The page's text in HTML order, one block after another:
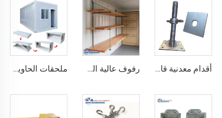
أقدام معدنية قابلة للتعديل لتسوية حاويات الشحن الثقيلة من 75 مم حتى 260 مم بسعة تحمل 12000 كجم رفوف عالية الجودة لحاويات الشحن تعليق رفوف لحاويات الشحن البحرية ملحقات الحاوية المصنوعة في الصين مستقرة وجودتها عالية، منزل حاوية قابل للطي مسبقاً